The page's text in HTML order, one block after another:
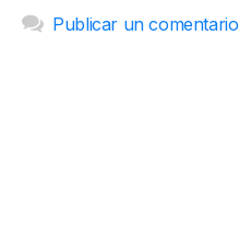
Publicar un comentario